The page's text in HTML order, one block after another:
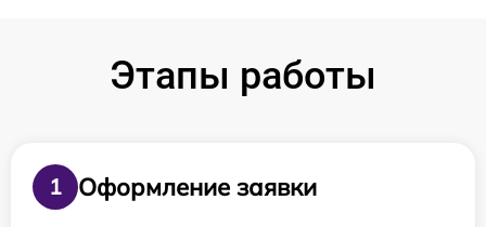
Этапы работы
1
Оформление заявки